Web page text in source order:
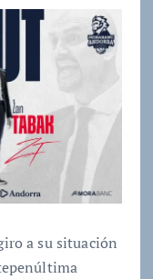
a su situación